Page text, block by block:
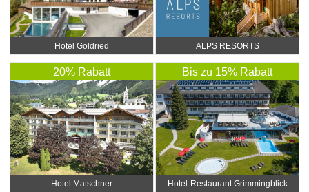
Hotel Goldried ALPS RESORTS
20% Rabatt
Hotel Matschner
Bis zu 15% Rabatt
Hotel-Restaurant Grimmingblick